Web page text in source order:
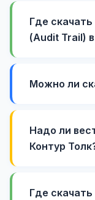
Где
(Audit Trail)
Можно ли
Надо ли
Контур
Где